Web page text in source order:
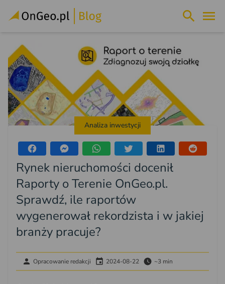
Analiza inwestycji
Rynek nieruchomości docenił
Raporty o Terenie OnGeo.pl.
Sprawdź, ile raportów
wygenerował rekordzista i w jakiej
branży pracuje?
Opracowanie redakcji 2024-08-22 ~3 min